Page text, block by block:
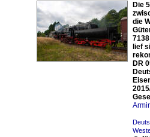
Die
die
lief
DR